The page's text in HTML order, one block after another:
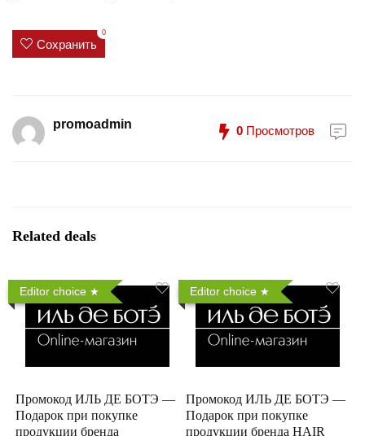
Сохранить
0
promoadmin 0 Просмотров
Related deals
Editor choice
Промокод ИЛЬ ДЕ БОТЭ —
Подарок при покупке
продукции бренда
Editor choice
Промокод ИЛЬ ДЕ БОТЭ —
Подарок при покупке
продукции бренда HAIR